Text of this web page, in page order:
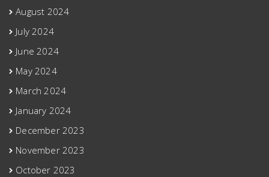
August 2024
July 2024
June 2024
May 2024
March 2024
January 2024
December 2023
November 2023
October 2023